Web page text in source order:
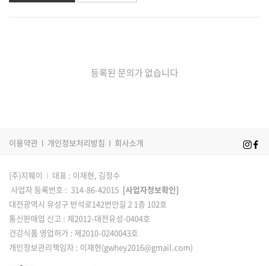
등록된 문의가 없습니다
이용약관 I 개인정보처리방침 I 회사소개
(주)지웨이 I 대표 : 이재현, 김정수
사업자 등록번호 : 314-86-42015 [사업자정보확인]
대전광역시 유성구 반석로142번안길 2 1층 102호
통신판매업 신고 : 제2012-대전유성-0404호
건강식품 영업허가 : 제2010-0240043호
개인정보관리책임자 : 이재현(gwhey2016@gmail.com)